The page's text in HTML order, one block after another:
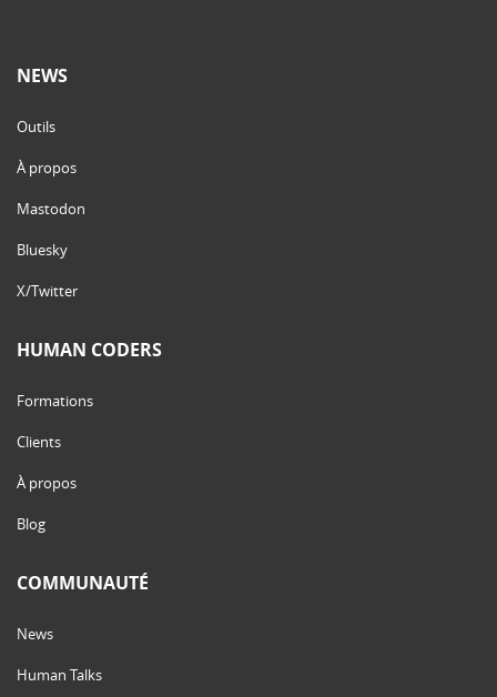
NEWS
Outils
À propos
Mastodon
Bluesky
X/Twitter
HUMAN CODERS
Formations
Clients
À propos
Blog
COMMUNAUTÉ
News
Human Talks